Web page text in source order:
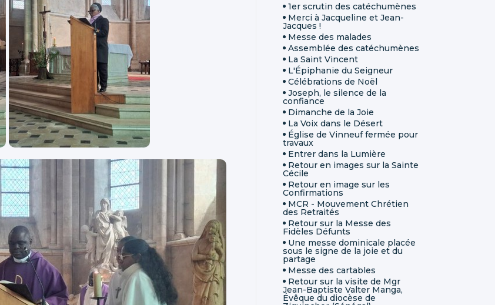
1er scrutin des catéchumènes
Merci à Jacqueline et Jean-
Jacques !
Messe des malades
Assemblée des catéchumènes
La Saint Vincent
L'Épiphanie du Seigneur
Célébrations de Noël
Joseph, le silence de la
confiance
Dimanche de la Joie
La Voix dans le Désert
Église de Vinneuf fermée pour
travaux
Entrer dans la Lumière
Retour en images sur la Sainte
Cécile
Retour en image sur les
Confirmations
MCR - Mouvement Chrétien
des Retraités
Retour sur la Messe des
Fidèles Défunts
Une messe dominicale placée
sous le signe de la joie et du
partage
Messe des cartables
Retour sur la visite de Mgr
Jean-Baptiste Valter Manga,
Évêque du diocèse de